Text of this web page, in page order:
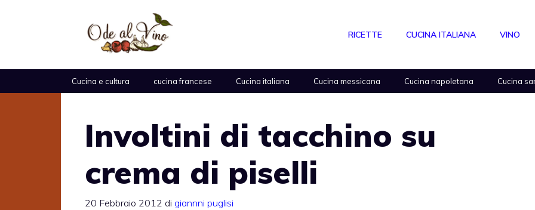
RICETTE CUCINA ITALIANA VINO
Cucina e cultura cucina francese Cucina italiana Cucina messicana Cucina napoletana Cucina
Involtini di tacchino su
crema di piselli
20 Febbraio 2012 di giannni puglisi